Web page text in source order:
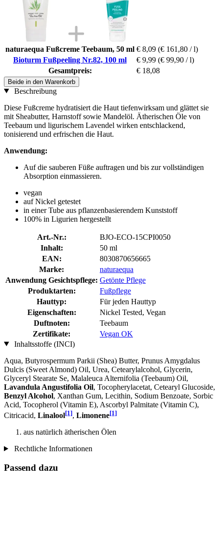
naturaequa Fußcreme Teebaum, 50 ml € 8,09 (€ 161,80 / l)
Bioturm Fußpeeling Nr.82, 100 ml
€ 9,99 (€ 99,90 / l)
Gesamtpreis:
€ 18,08
Beide in den Warenkorb
Beschreibung
Diese Fußcreme hydratisiert die Haut tiefenwirksam und glättet sie
mit Sheabutter, Harnstoff sowie Mandelöl. Ätherischen Öle von
Teebaum und ligurischem Lavendel wirken entschlackend,
tonisierend und erfrischen die Haut.
Anwendung:
Auf die sauberen Füße auftragen und bis zur vollständigen
Absorption einmassieren.
vegan
auf Nickel getestet
in einer Tube aus pflanzenbasierendem Kunststoff
100% in Ligurien hergestellt
Art.-Nr.:
BJO-ECO-15CPI0050
Inhalt:
50 ml
EAN:
8030870656665
Marke:
naturaequa
Anwendung Gesichtspflege: Getönte Pflege
Produktarten:
Fußpflege
Hauttyp:
Für jeden Hauttyp
Eigenschaften:
Nickel Tested, Vegan
Duftnoten:
Teebaum
Zertifikate:
Vegan OK
Inhaltsstoffe (INCI)
Aqua, Butyrospermum Parkii (Shea) Butter, Prunus Amygdalus
Dulcis (Sweet Almond) Oil, Urea, Cetearylalcohol, Glycerin,
Glyceryl Stearate Se, Malaleuca Alternifolia (Teebaum) Oil,
Lavandula Angustifolia Oil, Tocopherylacetat, Cetearyl Glucoside,
Benzyl Alcohol, Xanthan Gum, Lecithin, Sodium Benzoate, Sorbic
Acid, Tocopherol (Vitamin E), Ascorbyl Palmitate (Vitamin C),
Citricacid, Linalool[1], Limonene[1]
aus natürlich ätherischen Ölen
Rechtliche Informationen
Passend dazu